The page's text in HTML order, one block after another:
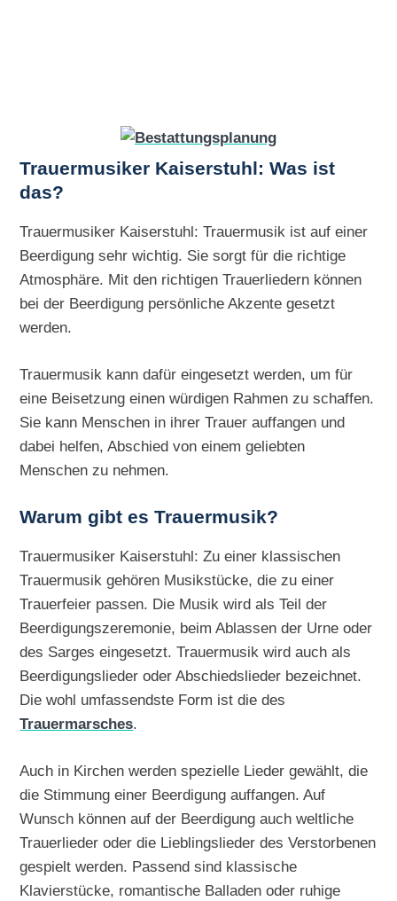
Trauermusiker Kaiserstuhl: Was ist
das?
Trauermusiker Kaiserstuhl: Trauermusik ist auf einer
Beerdigung sehr wichtig. Sie sorgt für die richtige
Atmosphäre. Mit den richtigen Trauerliedern können
bei der Beerdigung persönliche Akzente gesetzt
werden.
Trauermusik kann dafür eingesetzt werden, um für
eine Beisetzung einen würdigen Rahmen zu schaffen.
Sie kann Menschen in ihrer Trauer auffangen und
dabei helfen, Abschied von einem geliebten
Menschen zu nehmen.
Warum gibt es Trauermusik?
Trauermusiker Kaiserstuhl: Zu einer klassischen
Trauermusik gehören Musikstücke, die zu einer
Trauerfeier passen. Die Musik wird als Teil der
Beerdigungszeremonie, beim Ablassen der Urne oder
des Sarges eingesetzt. Trauermusik wird auch als
Beerdigungslieder oder Abschiedslieder bezeichnet.
Die wohl umfassendste Form ist die des
Trauermarsches.
Auch in Kirchen werden spezielle Lieder gewählt, die
die Stimmung einer Beerdigung auffangen. Auf
Wunsch können auf der Beerdigung auch weltliche
Trauerlieder oder die Lieblingslieder des Verstorbenen
gespielt werden. Passend sind klassische
Klavierstücke, romantische Balladen oder ruhige